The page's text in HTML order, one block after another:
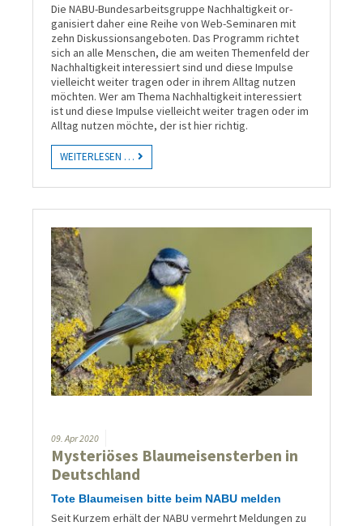
Die NABU-Bundes­arbeits­gruppe Nach­haltig­keit or­
gani­siert daher eine Reihe von Web-Seminaren mit
zehn Diskus­sions­ange­boten. Das Pro­gramm richtet
sich an alle Menschen, die am weiten Themen­feld der
Nach­haltig­keit interes­siert sind und diese Impulse
viel­leicht weiter tragen oder in ihrem Alltag nutzen
möch­ten. Wer am Thema Nach­haltig­keit interes­siert
ist und diese Impulse vielleicht weiter tragen oder im
Alltag nutzen möchte, der ist hier richtig.
WEITERLESEN …
09. Apr 2020
Mysteriöses Blaumeisensterben in
Deutschland
Tote Blaumeisen bitte beim NABU melden
Seit Kurzem erhält der NABU vermehrt Meldungen zu